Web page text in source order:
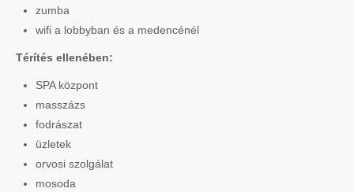
zumba
wifi a lobbyban és a medencénél
Térítés ellenében:
SPA központ
masszázs
fodrászat
üzletek
orvosi szolgálat
mosoda